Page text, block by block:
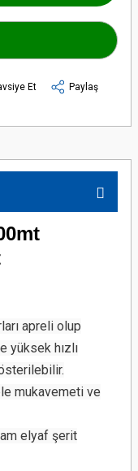
Et Paylaş
apreli olup
yüksek hızlı
mukavemeti ve
elyaf şerit